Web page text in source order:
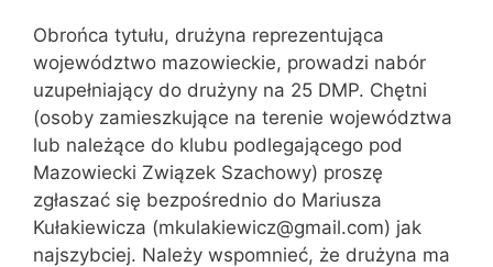
Obrońca tytułu, drużyna reprezentująca
województwo mazowieckie, prowadzi nabór
uzupełniający do drużyny na 25 DMP. Chętni
(osoby zamieszkujące na terenie województwa
lub należące do klubu podlegającego pod
Mazowiecki Związek Szachowy) proszę
zgłaszać się bezpośrednio do Mariusza
Kułakiewicza (mkulakiewicz@gmail.com) jak
najszybciej. Należy wspomnieć, że drużyna ma